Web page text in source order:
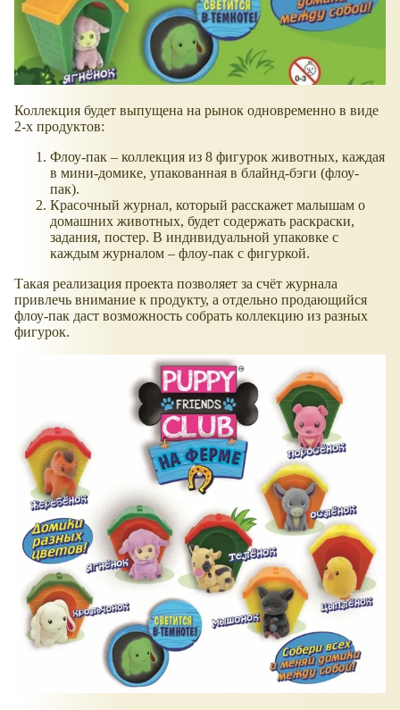
Коллекция будет выпущена на рынок одновременно в виде
2-х продуктов:
Флоу-пак – коллекция из 8 фигурок животных, каждая
в мини-домике, упакованная в блайнд-бэги (флоу-
пак).
Красочный журнал, который расскажет малышам о
домашних животных, будет содержать раскраски,
задания, постер. В индивидуальной упаковке с
каждым журналом – флоу-пак с фигуркой.
Такая реализация проекта позволяет за счёт журнала
привлечь внимание к продукту, а отдельно продающийся
флоу-пак даст возможность собрать коллекцию из разных
фигурок.